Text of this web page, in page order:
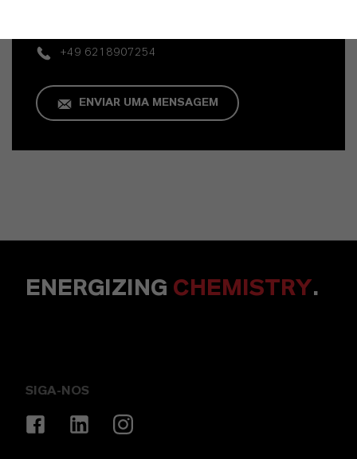
+49 6218907254
ENVIAR UMA MENSAGEM
ENERGIZING CHEMISTRY.
SIGA-NOS